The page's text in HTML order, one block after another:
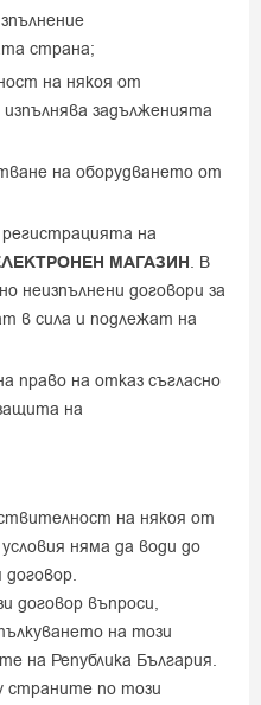
страна;
на някоя от
задълженията
на оборудването от
регистрацията на
МАГАЗИН. В
неизпълнени договори за
в сила и подлежат на
право на отказ съгласно
на
на някоя от
няма да води до
договор въпроси,
на този
на Република България.
страните по този